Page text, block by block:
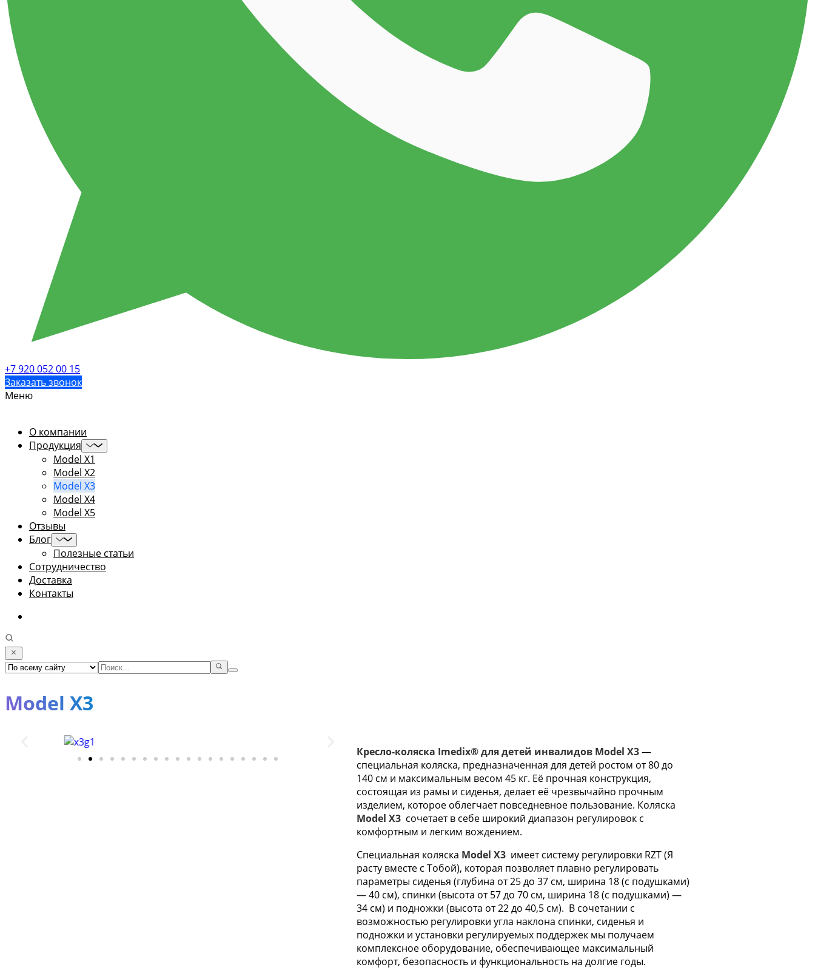
+7 920 052 00 15
Заказать звонок
Меню
О компании
Продукция
Model X1
Model X2
Model X3
Model X4
Model X5
Отзывы
Блог
Полезные статьи
Сотрудничество
Доставка
Контакты
Model X3
Кресло-коляска Imedix® для детей инвалидов Model X3—
специальная коляска, предназначенная для детей ростом от 80 до
140 см и максимальным весом 45 кг. Её прочная конструкция,
состоящая из рамы и сиденья, делает её чрезвычайно прочным
изделием, которое облегчает повседневное пользование. Коляска
Model X3 сочетает в себе широкий диапазон регулировок с
комфортным и легким вождением.
Специальная коляска Model X3 имеет систему регулировки RZT (Я
расту вместе с Тобой), которая позволяет плавно регулировать
параметры сиденья (глубина от 25 до 37 см, ширина 18 (с подушками)
— 40 см), спинки (высота от 57 до 70 см, ширина 18 (с подушками) —
34 см) и подножки (высота от 22 до 40,5 см). В сочетании с
возможностью регулировки угла наклона спинки, сиденья и
подножки и установки регулируемых поддержек мы получаем
комплексное оборудование, обеспечивающее максимальный
комфорт, безопасность и функциональность на долгие годы.